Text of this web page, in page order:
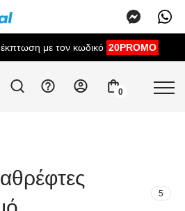
έκπτωση με τον κωδικό 20PROMO
0
5